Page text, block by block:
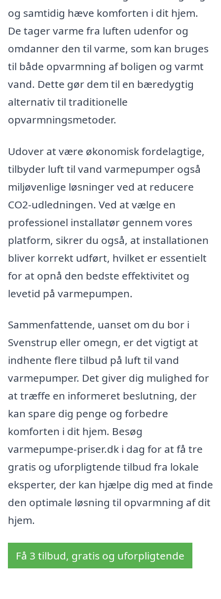
og samtidig hæve komforten i dit hjem.
De tager varme fra luften udenfor og
omdanner den til varme, som kan bruges
til både opvarmning af boligen og varmt
vand. Dette gør dem til en bæredygtig
alternativ til traditionelle
opvarmningsmetoder.
Udover at være økonomisk fordelagtige,
tilbyder luft til vand varmepumper også
miljøvenlige løsninger ved at reducere
CO2-udledningen. Ved at vælge en
professionel installatør gennem vores
platform, sikrer du også, at installationen
bliver korrekt udført, hvilket er essentielt
for at opnå den bedste effektivitet og
levetid på varmepumpen.
Sammenfattende, uanset om du bor i
Svenstrup eller omegn, er det vigtigt at
indhente flere tilbud på luft til vand
varmepumper. Det giver dig mulighed for
at træffe en informeret beslutning, der
kan spare dig penge og forbedre
komforten i dit hjem. Besøg
varmepumpe-priser.dk i dag for at få tre
gratis og uforpligtende tilbud fra lokale
eksperter, der kan hjælpe dig med at finde
den optimale løsning til opvarmning af dit
hjem.
Få 3 tilbud, gratis og uforpligtende